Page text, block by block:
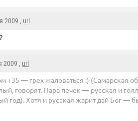
2009 , url
2009 , url
+35 — грех жаловаться :) (Самарская
говорят. Пара печек — русская и
год). Хотя и русская жарит дай Бог —